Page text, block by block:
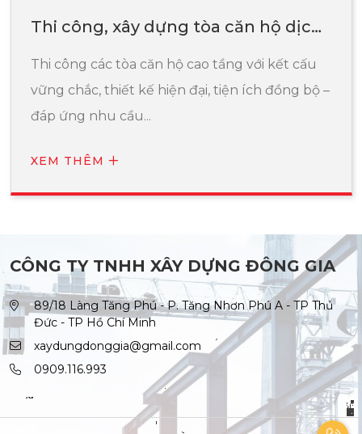
Thi công, xây dựng tòa căn hộ dịch
Thi công các tòa căn hộ cao tầng với kết cấu
vững chắc, thiết kế hiện đại, tiện ích đồng bộ –
đáp ứng nhu cầu...
XEM THÊM
CÔNG TY TNHH XÂY DỰNG ĐÔNG GIA
89/18 Làng Tăng Phú - P. Tăng Nhơn Phú A - TP Thủ
Đức - TP Hồ Chí Minh
xaydungdonggia@gmail.com
0909.116.993